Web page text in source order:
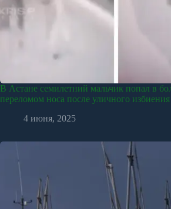
В Астане семилетний мальчик попал в
переломом носа после уличного избиения
4 июня, 2025